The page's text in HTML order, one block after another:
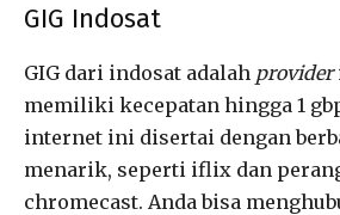
GIG Indosat
GIG dari indosat adalah provider
memiliki kecepatan hingga 1
internet ini disertai dengan
menarik, seperti iflix dan
chromecast. Anda bisa